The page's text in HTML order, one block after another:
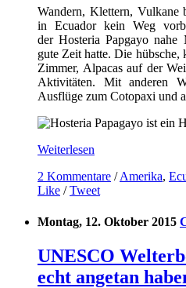
Wandern, Klettern, Vulkane
in Ecuador kein Weg
der Hosteria Papgayo
gute Zeit hatte. Die
Zimmer, Alpacas auf der
Aktivitäten. Mit anderen
Ausflüge zum Cotopaxi und
Weiterlesen
2 Kommentare /Amerika,
Like /Tweet
Montag, 12. Oktober 2015
UNESCO
echt angetan